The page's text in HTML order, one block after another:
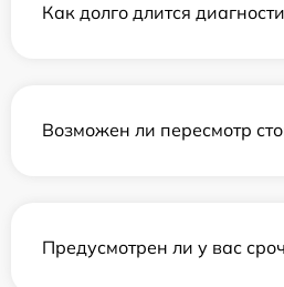
Как долго длится
Возможен ли пересмотр
Предусмотрен ли у вас